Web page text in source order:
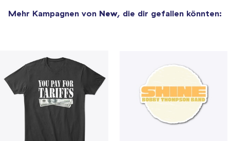
Mehr Kampagnen von New, die dir gefallen könnten: